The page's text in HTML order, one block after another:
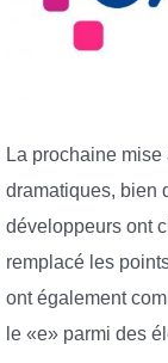
La prochaine
dramatiques, bien
développeurs ont
remplacé les
ont également
le «e» parmi des